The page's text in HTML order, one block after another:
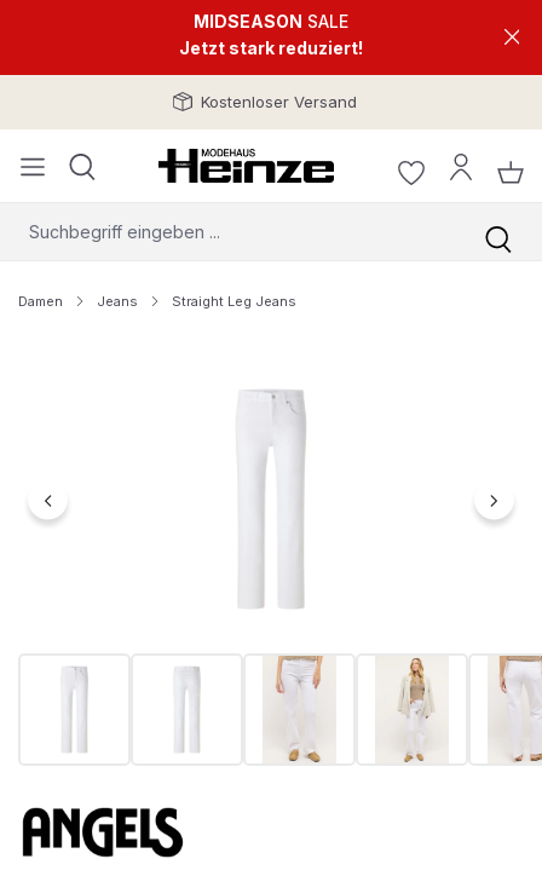
MIDSEASON SALE
Jetzt stark reduziert!
Kostenloser Versand
Damen Jeans Straight Leg Jeans